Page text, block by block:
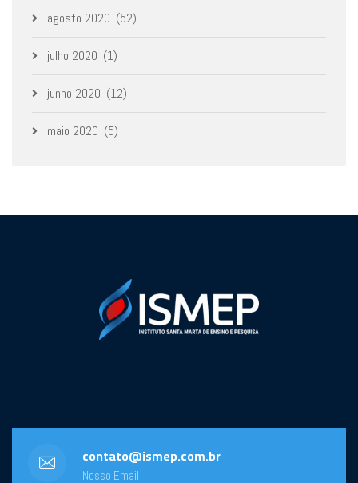
agosto 2020 (52)
julho 2020 (1)
junho 2020 (12)
maio 2020 (5)
contato@ismep.com.br
Nosso Email